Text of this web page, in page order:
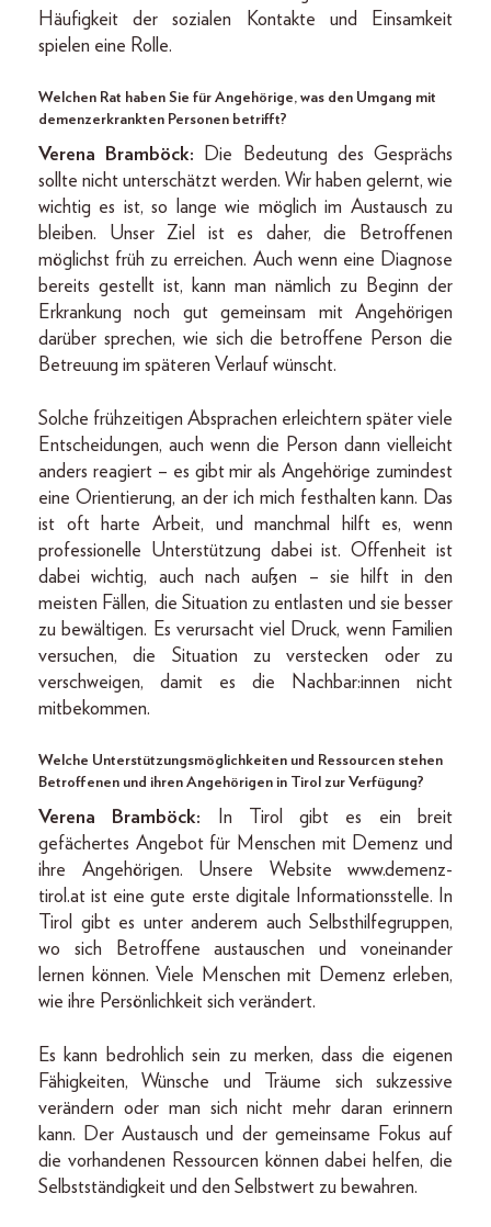
Häufigkeit der sozialen Kontakte und Einsamkeit
spielen eine Rolle.
Welchen Rat haben Sie für Angehörige, was den Umgang mit
demenzerkrankten Personen betrifft?
Verena Bramböck: Die Bedeutung des Gesprächs
sollte nicht unterschätzt werden. Wir haben gelernt, wie
wichtig es ist, so lange wie möglich im Austausch zu
bleiben. Unser Ziel ist es daher, die Betroffenen
möglichst früh zu erreichen. Auch wenn eine Diagnose
bereits gestellt ist, kann man nämlich zu Beginn der
Erkrankung noch gut gemeinsam mit Angehörigen
darüber sprechen, wie sich die betroffene Person die
Betreuung im späteren Verlauf wünscht.
Solche frühzeitigen Absprachen erleichtern später viele
Entscheidungen, auch wenn die Person dann vielleicht
anders reagiert – es gibt mir als Angehörige zumindest
eine Orientierung, an der ich mich festhalten kann. Das
ist oft harte Arbeit, und manchmal hilft es, wenn
professionelle Unterstützung dabei ist. Offenheit ist
dabei wichtig, auch nach außen – sie hilft in den
meisten Fällen, die Situation zu entlasten und sie besser
zu bewältigen. Es verursacht viel Druck, wenn Familien
versuchen, die Situation zu verstecken oder zu
verschweigen, damit es die Nachbar:innen nicht
mitbekommen.
Welche Unterstützungsmöglichkeiten und Ressourcen stehen
Betroffenen und ihren Angehörigen in Tirol zur Verfügung?
Verena Bramböck: In Tirol gibt es ein breit
gefächertes Angebot für Menschen mit Demenz und
ihre Angehörigen. Unsere Website www.demenz-
tirol.at ist eine gute erste digitale Informationsstelle. In
Tirol gibt es unter anderem auch Selbsthilfegruppen,
wo sich Betroffene austauschen und voneinander
lernen können. Viele Menschen mit Demenz erleben,
wie ihre Persönlichkeit sich verändert.
Es kann bedrohlich sein zu merken, dass die eigenen
Fähigkeiten, Wünsche und Träume sich sukzessive
verändern oder man sich nicht mehr daran erinnern
kann. Der Austausch und der gemeinsame Fokus auf
die vorhandenen Ressourcen können dabei helfen, die
Selbstständigkeit und den Selbstwert zu bewahren.